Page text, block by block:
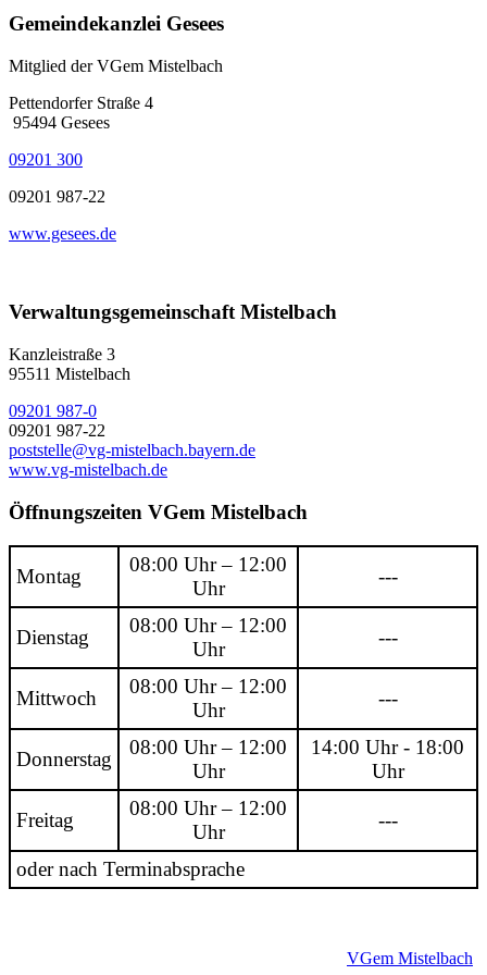
Gemeindekanzlei Gesees
Mitglied der VGem Mistelbach
Pettendorfer Straße 4
95494 Gesees
09201 300
09201 987-22
www.gesees.de
Verwaltungsgemeinschaft Mistelbach
Kanzleistraße 3
95511 Mistelbach
09201 987-0
09201 987-22
poststelle@vg-mistelbach.bayern.de
www.vg-mistelbach.de
Öffnungszeiten VGem Mistelbach
Montag
08:00 Uhr – 12:00
Uhr
---
Dienstag
08:00 Uhr – 12:00
Uhr
---
Mittwoch
08:00 Uhr – 12:00
Uhr
---
Donnerstag
08:00 Uhr – 12:00
Uhr
14:00 Uhr - 18:00
Uhr
Freitag
08:00 Uhr – 12:00
Uhr
---
oder nach Terminabsprache
VGem Mistelbach